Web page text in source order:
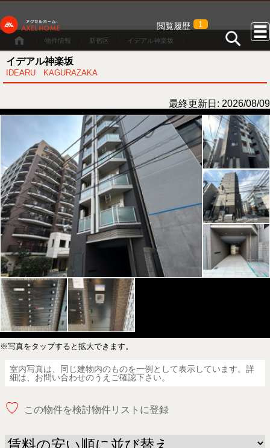
閲覧履歴 1
物件情報 新宿区 イデアル神楽坂
イデアル神楽坂
IDEARU KAGURAZAKA
最終更新日: 2026/08/09
※写真をタップすると拡大できます。
室内写真は、同じ建物内のものを一例として表示しています。詳
細は、お問い合わせのうえご確認下さい。
♡ この物件を検討物件リストに登録